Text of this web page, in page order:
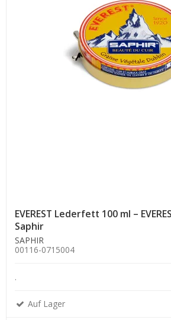
EVEREST Lederfett 100 ml –
Saphir
SAPHIR
00116-0715004
.
Auf Lager